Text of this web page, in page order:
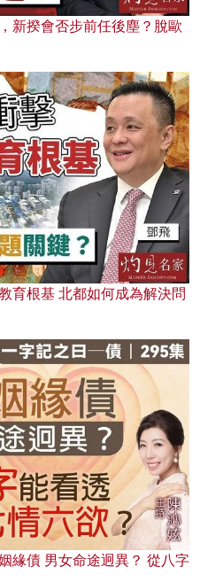
新揆會否步前任後塵？脫歐
育根基 北都如何成為解決問
緣債 男女命途迥異？ 從八字